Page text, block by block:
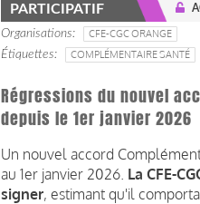
PARTICIPATIF
Organisations
CFE-CGC ORANGE
Étiquettes
COMPLÉMENTAIRE SANTÉ
Régressions du nouvel
depuis le 1er janvier 2026
Un nouvel accord
au 1er janvier 2026. La CFE-
signer, estimant qu'il